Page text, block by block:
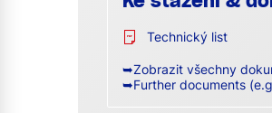
Technický list
➥Zobrazit všechny
➥Further documents